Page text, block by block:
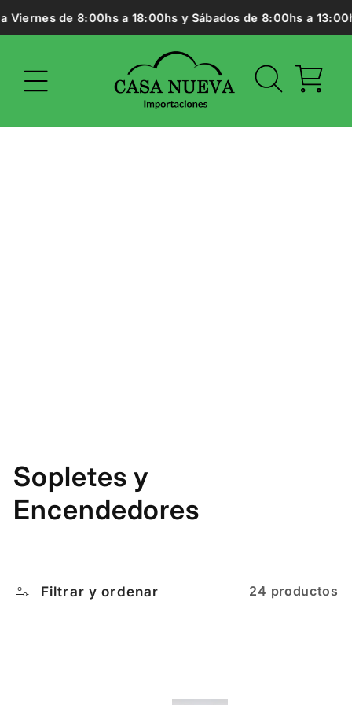
directamente
al contenido
de 8:00hs a 18:00hs y Sábados de 8:00hs a
Carrito
C
o
c
Sopletes y
Encendedores
Filtrar y ordenar 24 productos